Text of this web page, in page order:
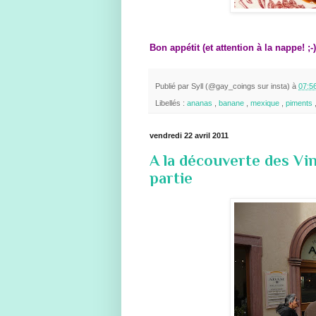
Bon appétit (et attention à la nappe! ;-)
Publié par Syll (@gay_coings sur insta) à
Libellés : ananas , banane , mexique , piments
vendredi 22 avril 2011
A la découverte des
partie